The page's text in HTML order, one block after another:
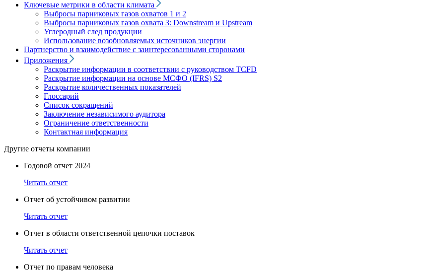
Ключевые метрики в области климата
Выбросы парниковых газов охватов 1 и 2
Выбросы парниковых газов охвата 3: Downstream и Upstream
Углеродный след продукции
Использование возобновляемых источников энергии
Партнерство и взаимодействие с заинтересованными сторонами
Приложения
Раскрытие информации в соответствии с руководством TCFD
Раскрытие информации на основе МСФО (IFRS) S2
Раскрытие количественных показателей
Глоссарий
Список сокращений
Заключение независимого аудитора
Ограничение ответственности
Контактная информация
Другие отчеты компании
Годовой отчет 2024
Читать отчет
Отчет об устойчивом развитии
Читать отчет
Отчет в области ответственной цепочки поставок
Читать отчет
Отчет по правам человека